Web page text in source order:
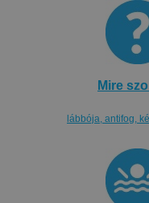
Mire
lábbója, antifog,